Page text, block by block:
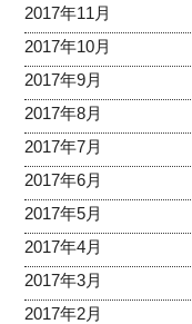
2017年11月
2017年10月
2017年9月
2017年8月
2017年7月
2017年6月
2017年5月
2017年4月
2017年3月
2017年2月